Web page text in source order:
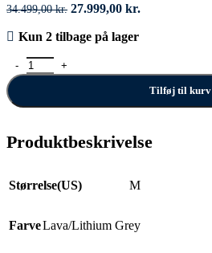
34.499,00kr. Den
pris
27.999,00 kr.
Kun 2 tilbage på lager
Trek Powerfly 5 antal
Tilføj til kurv
Produktbeskrivelse
Størrelse(US) M
FarveLava/Lithium Grey